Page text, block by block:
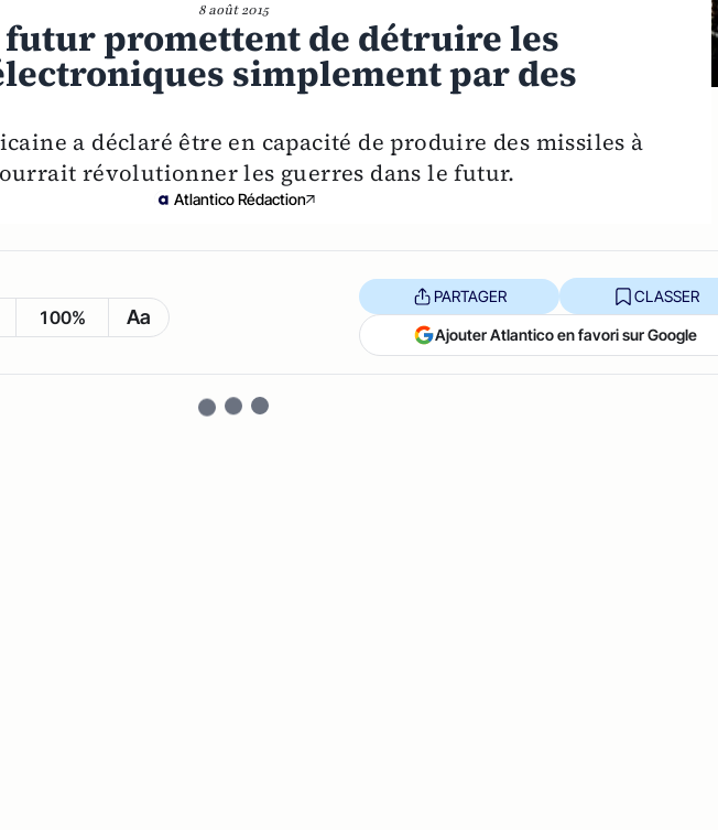
8 août 2015
futur promettent de détruire les
simplement par des
a déclaré être en capacité de produire des missiles à
révolutionner les guerres dans le futur.
Atlantico Rédaction
100% Aa
PARTAGER CLASSER
Ajouter Atlantico en favori sur Google